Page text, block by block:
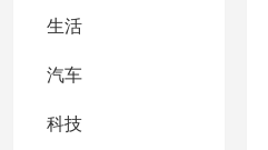
生活
汽车
科技